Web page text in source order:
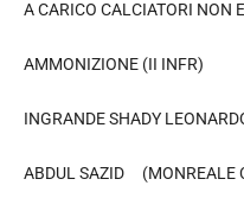
A CARICO CALCIATORI NON
AMMONIZIONE (II INFR)
INGRANDE SHADY
ABDUL SAZID (MONREALE